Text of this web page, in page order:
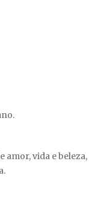
amor, vida e beleza,